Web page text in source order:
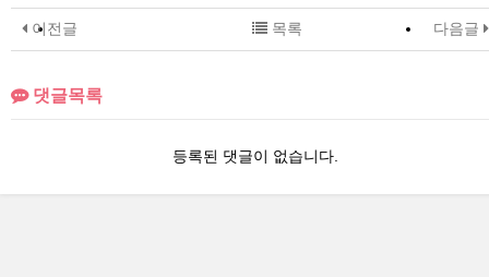
이전글 다음글
목록
댓글목록
등록된 댓글이 없습니다.